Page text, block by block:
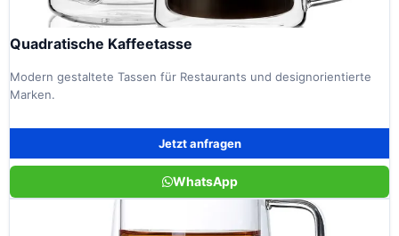
Quadratische Kaffeetasse
Modern gestaltete Tassen für Restaurants und designorientierte
Marken.
Jetzt anfragen
WhatsApp